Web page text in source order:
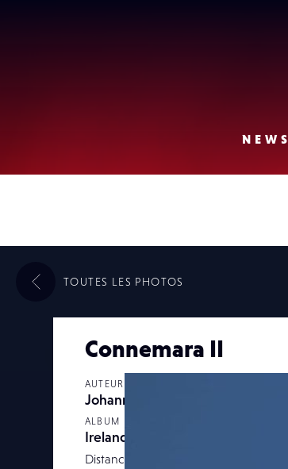
NEWS
Connemara II
AUTEUR
Johannasimondeblon
ALBUM
Ireland
Distance focale
TOUTES LES PHOTOS